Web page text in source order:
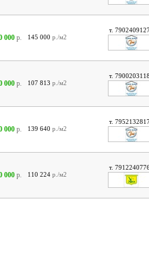
000 р. 145 000 р./м2
т.
000 р. 107 813 р./м2
т.
000 р. 139 640 р./м2
т.
000 р. 110 224 р./м2
т.